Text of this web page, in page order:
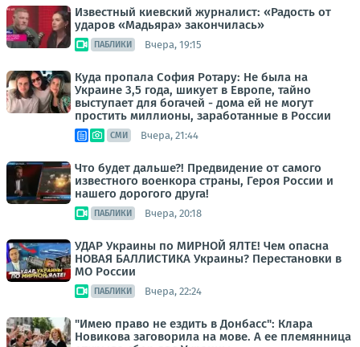
Известный киевский журналист: «Радость от
ударов «Мадьяра» закончилась»
ПАБЛИКИ Вчера, 19:15
Куда пропала София Ротару: Не была на
Украине 3,5 года, шикует в Европе, тайно
выступает для богачей - дома ей не могут
простить миллионы, заработанные в России
СМИ Вчера, 21:44
Что будет дальше?! Предвидение от самого
известного военкора страны, Героя России и
нашего дорогого друга!
ПАБЛИКИ Вчера, 20:18
УДАР Украины по МИРНОЙ ЯЛТЕ! Чем опасна
НОВАЯ БАЛЛИСТИКА Украины? Перестановки в
МО России
ПАБЛИКИ Вчера, 22:24
"Имею право не ездить в Донбасс": Клара
Новикова заговорила на мове. А ее племянница